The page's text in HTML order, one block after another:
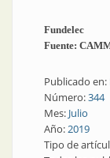
Fundelec
Fuente:
Publicado en:
Número:344
Mes: Julio
Año:2019
Tipo de